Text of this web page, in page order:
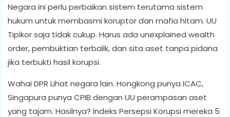
Negara ini perlu perbaikan sistem terutama sistem
hukum untuk membasmi koruptor dan mafia hitam. UU
Tipikor saja tidak cukup. Harus ada unexplained wealth
order, pembuktian terbalik, dan sita aset tanpa pidana
jika terbukti hasil korupsi.
Wahai DPR Lihat negara lain. Hongkong punya ICAC,
Singapura punya CPIB dengan UU perampasan aset
yang tajam. Hasilnya? Indeks Persepsi Korupsi mereka 5